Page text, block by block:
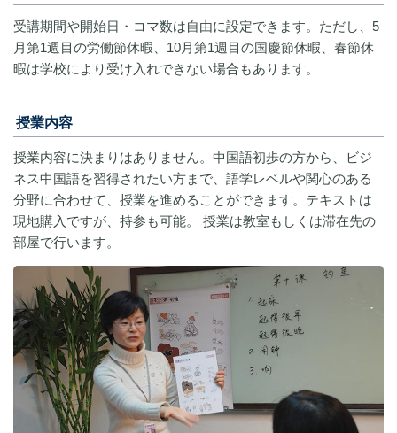
受講期間や開始日・コマ数は自由に設定できます。ただし、5
月第1週目の労働節休暇、10月第1週目の国慶節休暇、春節休
暇は学校により受け入れできない場合もあります。
授業内容
授業内容に決まりはありません。中国語初歩の方から、ビジ
ネス中国語を習得されたい方まで、語学レベルや関心のある
分野に合わせて、授業を進めることができます。テキストは
現地購入ですが、持参も可能。 授業は教室もしくは滞在先の
部屋で行います。